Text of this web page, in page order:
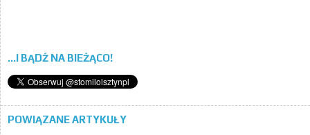
...I BĄDŹ NA BIEŻĄCO!
POWIĄZANE ARTYKUŁY